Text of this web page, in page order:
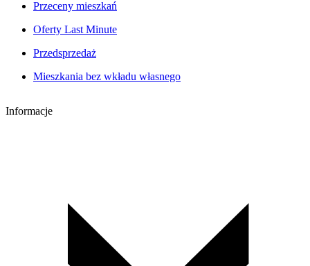
Przeceny mieszkań
Oferty Last Minute
Przedsprzedaż
Mieszkania bez wkładu własnego
Informacje